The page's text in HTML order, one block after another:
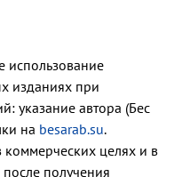
использование
изданиях при
указание автора (Бес
на besarab.su.
коммерческих целях и в
получения